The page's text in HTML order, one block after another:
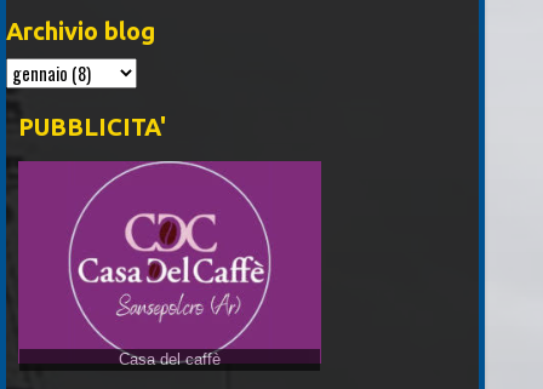
Archivio blog
PUBBLICITA'
Casa del caffè